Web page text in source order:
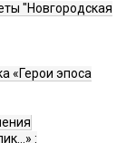
"Новгородская
«Герои эпоса
: